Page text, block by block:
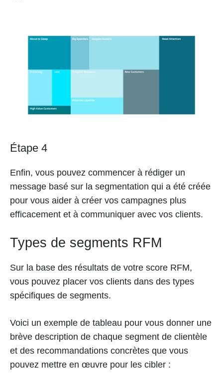
Étape 4
Enfin, vous pouvez commencer à rédiger un
message basé sur la segmentation qui a été créée
pour vous aider à créer vos campagnes plus
efficacement et à communiquer avec vos clients.
Types de segments RFM
Sur la base des résultats de votre score RFM,
vous pouvez placer vos clients dans des types
spécifiques de segments.
Voici un exemple de tableau pour vous donner une
brève description de chaque segment de clientèle
et des recommandations concrètes que vous
pouvez mettre en œuvre pour les cibler :